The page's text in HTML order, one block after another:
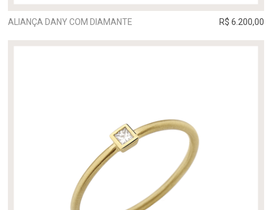
ALIANÇA DANY COM DIAMANTE R$ 6.200,00